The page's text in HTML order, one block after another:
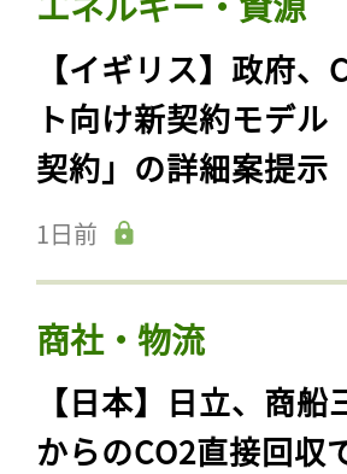
【イギリス】政府
ト向け新契約モデル
契約」の詳細案提示
1日前
商社・物流
【日本】日立、商
からのCO2直接回収